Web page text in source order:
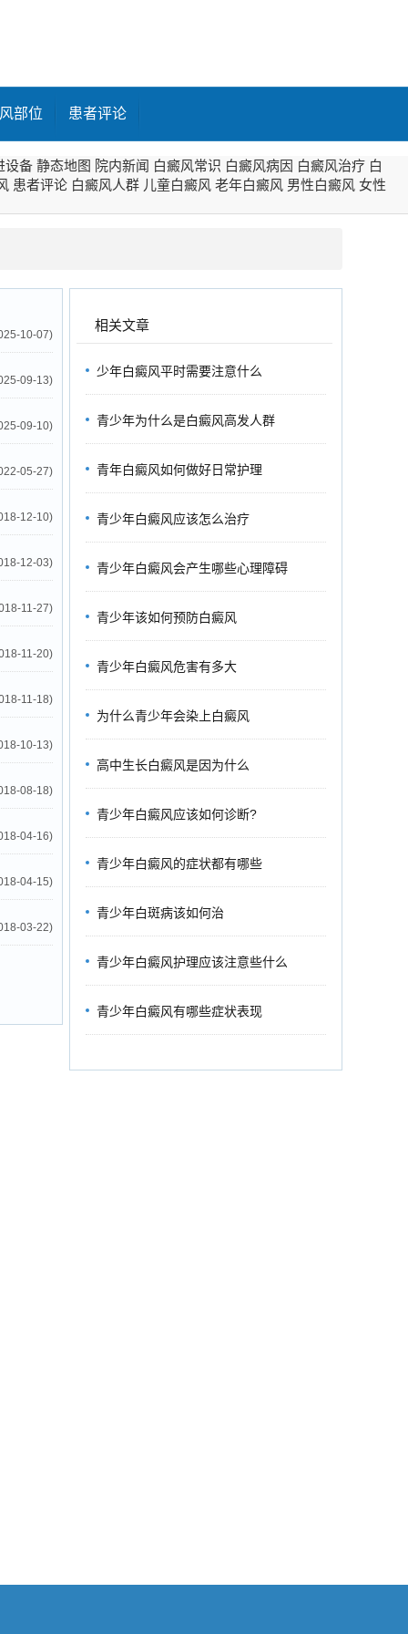
部位 患者评论
设备 静态地图 院内新闻 白癜风常识 白癜风病因 白癜风治疗 白
患者评论 白癜风人群 儿童白癜风 老年白癜风 男性白癜风 女性
10-07)
09-13)
09-10)
05-27)
12-10)
12-03)
11-27)
11-20)
11-18)
10-13)
08-18)
04-16)
04-15)
03-22)
相关文章
少年白癜风平时需要注意什么
青少年为什么是白癜风高发人群
青年白癜风如何做好日常护理
青少年白癜风应该怎么治疗
青少年白癜风会产生哪些心理障碍
青少年该如何预防白癜风
青少年白癜风危害有多大
为什么青少年会染上白癜风
高中生长白癜风是因为什么
青少年白癜风应该如何诊断?
青少年白癜风的症状都有哪些
青少年白斑病该如何治
青少年白癜风护理应该注意些什么
青少年白癜风有哪些症状表现